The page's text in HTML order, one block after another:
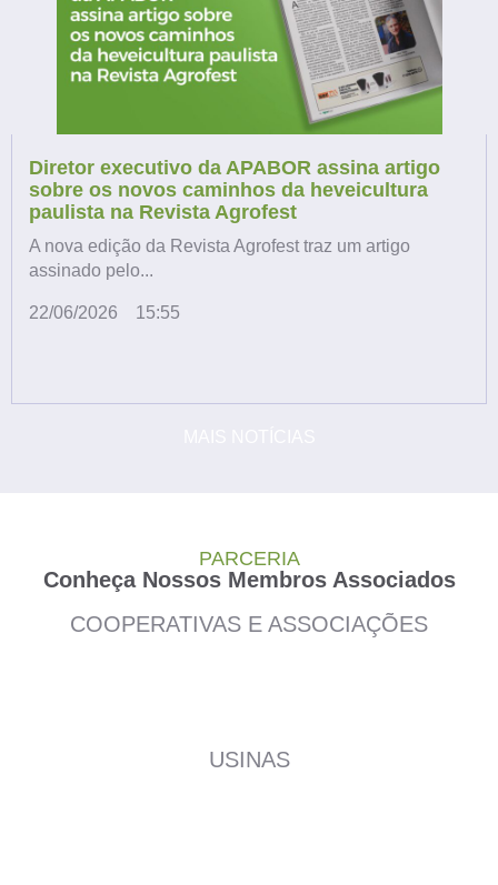
Diretor executivo da APABOR assina artigo
sobre os novos caminhos da heveicultura
paulista na Revista Agrofest
A nova edição da Revista Agrofest traz um artigo
assinado pelo...
22/06/2026 15:55
PARCERIA
Conheça Nossos Membros Associados
COOPERATIVAS E ASSOCIAÇÕES
USINAS